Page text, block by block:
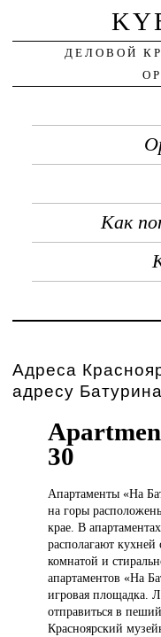
ДЕЛОВОЙ
Как
Адреса
адресу
30
Апартаменты «На
на горы
крае. В
располагают
комнатой и
апартаментов «На
игровая площадка.
отправиться в
Красноярский